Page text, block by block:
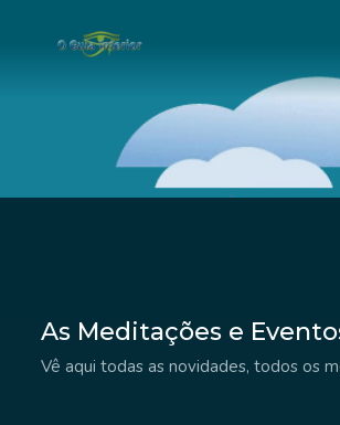
As Meditações e
Vê aqui todas as novidades, todos os